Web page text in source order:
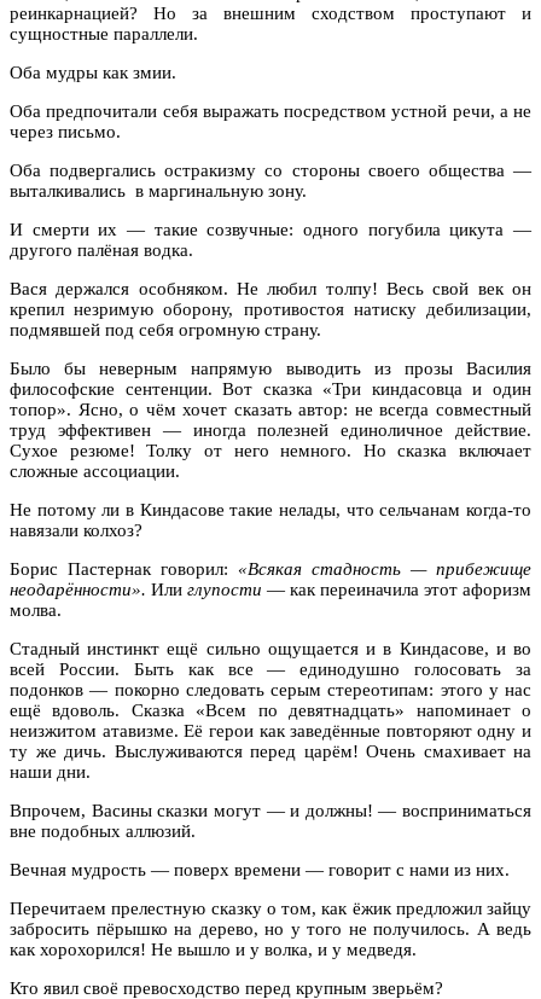
реинкарнацией? Но за внешним сходством проступают и
сущностные параллели.
Оба мудры как змии.
Оба предпочитали себя выражать посредством устной речи, а не
через письмо.
Оба подвергались остракизму со стороны своего общества —
выталкивались в маргинальную зону.
И смерти их — такие созвучные: одного погубила цикута —
другого палёная водка.
Вася держался особняком. Не любил толпу! Весь свой век он
крепил незримую оборону, противостоя натиску дебилизации,
подмявшей под себя огромную страну.
Было бы неверным напрямую выводить из прозы Василия
философские сентенции. Вот сказка «Три киндасовца и один
топор». Ясно, о чём хочет сказать автор: не всегда совместный
труд эффективен — иногда полезней единоличное действие.
Сухое резюме! Толку от него немного. Но сказка включает
сложные ассоциации.
Не потому ли в Киндасове такие нелады, что сельчанам когда-то
навязали колхоз?
Борис Пастернак говорил: «Всякая стадность — прибежище
неодарённости». Или глупости — как переиначила этот афоризм
молва.
Стадный инстинкт ещё сильно ощущается и в Киндасове, и во
всей России. Быть как все — единодушно голосовать за
подонков — покорно следовать серым стереотипам: этого у нас
ещё вдоволь. Сказка «Всем по девятнадцать» напоминает о
неизжитом атавизме. Её герои как заведённые повторяют одну и
ту же дичь. Выслуживаются перед царём! Очень смахивает на
наши дни.
Впрочем, Васины сказки могут — и должны! — восприниматься
вне подобных аллюзий.
Вечная мудрость — поверх времени — говорит с нами из них.
Перечитаем прелестную сказку о том, как ёжик предложил зайцу
забросить пёрышко на дерево, но у того не получилось. А ведь
как хорохорился! Не вышло и у волка, и у медведя.
Кто явил своё превосходство перед крупным зверьём?